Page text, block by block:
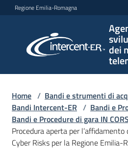
Vai al contenuto
Vai alla navigazione
Vai al footer
Regione Emilia-Romagna
dei
per lo
sviluppo
telematici
L'Agenzia
Home / Bandi e strumenti di
Bandi Intercent-ER / Bandi e
Bandi e Procedure di gara IN
Procedura aperta per
Cyber Risks per la Regione Emilia-